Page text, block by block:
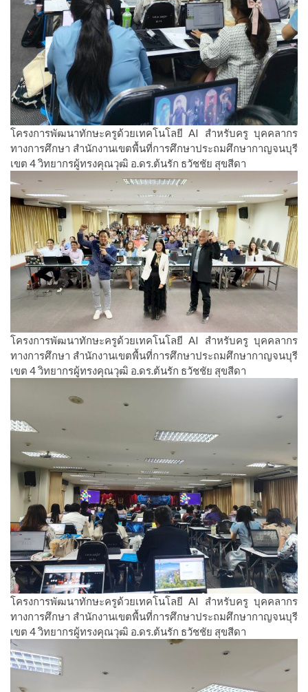
โครงการพัฒนาทักษะครูด้วยเทคโนโลยี AI สำหรับครู บุคคลากร
ทางการศึกษา สำนักงานเขตพื้นที่การศึกษาประถมศึกษากาญจนบุรี
เขต 4 วิทยากรผู้ทรงคุณวุฒิ อ.ดร.ต้นรัก ธวัชชัย สุขสีดา
โครงการพัฒนาทักษะครูด้วยเทคโนโลยี AI สำหรับครู บุคคลากร
ทางการศึกษา สำนักงานเขตพื้นที่การศึกษาประถมศึกษากาญจนบุรี
เขต 4 วิทยากรผู้ทรงคุณวุฒิ อ.ดร.ต้นรัก ธวัชชัย สุขสีดา
โครงการพัฒนาทักษะครูด้วยเทคโนโลยี AI สำหรับครู บุคคลากร
ทางการศึกษา สำนักงานเขตพื้นที่การศึกษาประถมศึกษากาญจนบุรี
เขต 4 วิทยากรผู้ทรงคุณวุฒิ อ.ดร.ต้นรัก ธวัชชัย สุขสีดา